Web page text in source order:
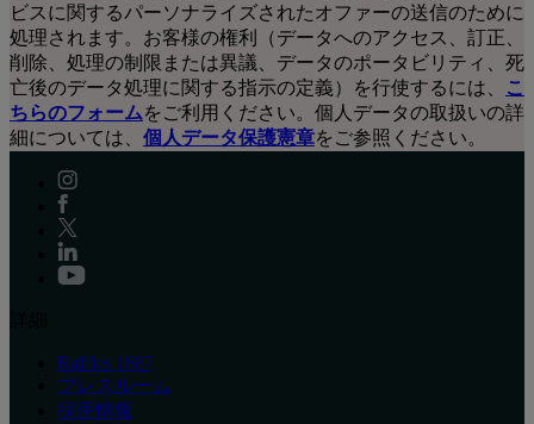
ビスに関するパーソナライズされたオファーの送信のために
処理されます。お客様の権利（データへのアクセス、訂正、
削除、処理の制限または異議、データのポータビリティ、死
亡後のデータ処理に関する指示の定義）を行使するには、
こ
ちらのフォームをご利用ください。個人データの取扱いの詳
細については、 個人データ保護憲章をご参照ください。
Raffles 1887
プレスルーム
採用情報